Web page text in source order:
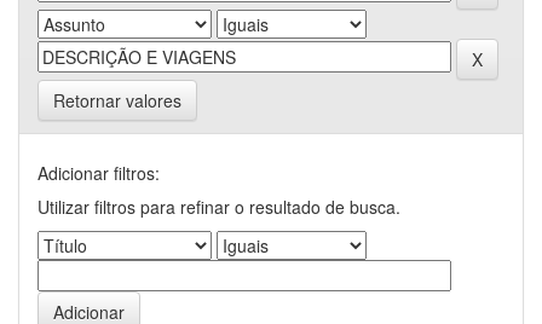
Retornar valores
Adicionar filtros:
Utilizar filtros para refinar o resultado de busca.